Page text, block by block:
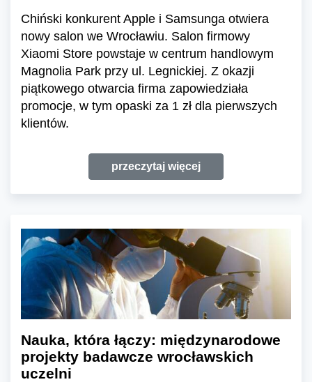
Chiński konkurent Apple i Samsunga otwiera
nowy salon we Wrocławiu. Salon firmowy
Xiaomi Store powstaje w centrum handlowym
Magnolia Park przy ul. Legnickiej. Z okazji
piątkowego otwarcia firma zapowiedziała
promocje, w tym opaski za 1 zł dla pierwszych
klientów.
przeczytaj więcej
Nauka, która łączy: międzynarodowe
projekty badawcze wrocławskich
uczelni